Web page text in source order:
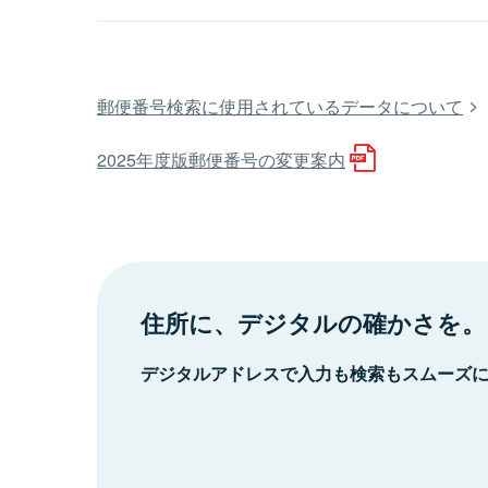
郵便番号検索に使用されているデータについて
2025年度版郵便番号の変更案内
住所に、デジタルの確かさを。
デジタルアドレスで入力も検索もスムーズ